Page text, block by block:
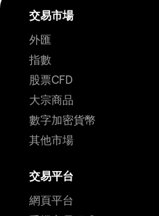
交易市場
外匯
指數
股票CFD
大宗商品
數字加密貨幣
其他市場
交易平台
網頁平台